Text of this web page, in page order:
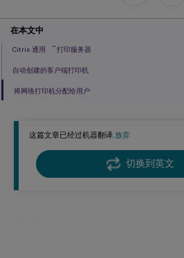
这篇文章已经过机器翻译.放弃
切换到英文
在本文中
Citrix 通用 ™ 打印服务器
自动创建的客户端打印机
将网络打印机分配给用户